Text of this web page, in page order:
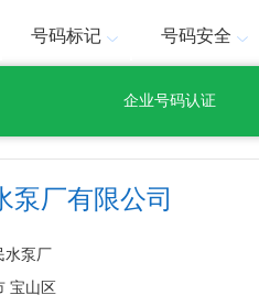
号码标记 号码安全
企业号码认证
泵厂有限公司
水泵厂
宝山区